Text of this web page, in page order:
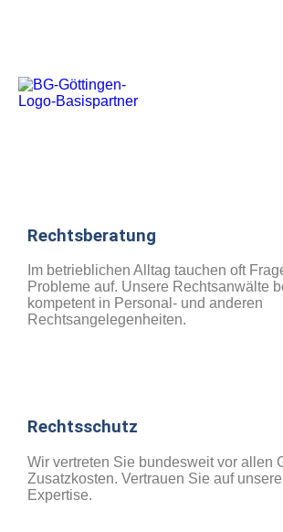
Rechts­beratung
Im betrieblichen Alltag tauchen oft
Probleme auf. Unsere Rechtsanwälte
kompetent in Personal- und anderen
Rechtsangelegenheiten.
Rechts­schutz
Wir vertreten Sie bundesweit vor allen
Zusatzkosten. Vertrauen Sie auf
Expertise.